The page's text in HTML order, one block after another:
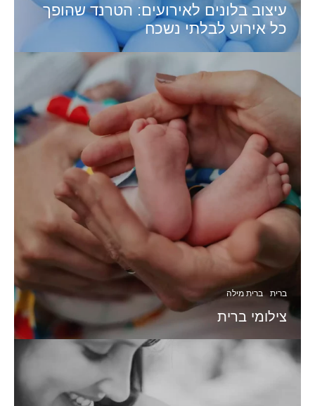
עיצוב בלונים לאירועים: הטרנד שהופך
כל אירוע לבלתי נשכח
ברית ברית מילה
צילומי ברית